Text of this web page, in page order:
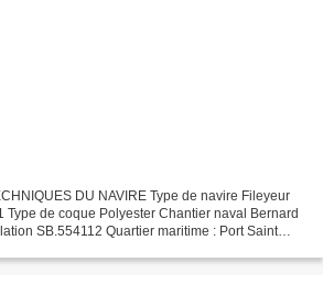
DU NAVIRE Type de navire Fileyeur
Type de coque Polyester Chantier naval Bernard
SB.554112 Quartier maritime : Port Saint